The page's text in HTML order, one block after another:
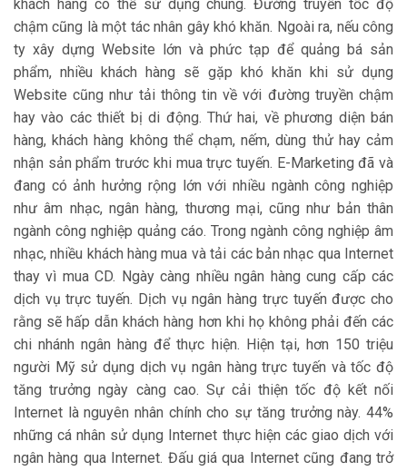
khách hàng có thể sử dụng chúng. Đường truyền tốc độ
chậm cũng là một tác nhân gây khó khăn. Ngoài ra, nếu công
ty xây dựng Website lớn và phức tạp để quảng bá sản
phẩm, nhiều khách hàng sẽ gặp khó khăn khi sử dụng
Website cũng như tải thông tin về với đường truyền chậm
hay vào các thiết bị di động. Thứ hai, về phương diện bán
hàng, khách hàng không thể chạm, nếm, dùng thử hay cảm
nhận sản phẩm trước khi mua trực tuyến. E-Marketing đã và
đang có ảnh hưởng rộng lớn với nhiều ngành công nghiệp
như âm nhạc, ngân hàng, thương mại, cũng như bản thân
ngành công nghiệp quảng cáo. Trong ngành công nghiệp âm
nhạc, nhiều khách hàng mua và tải các bản nhạc qua Internet
thay vì mua CD. Ngày càng nhiều ngân hàng cung cấp các
dịch vụ trực tuyến. Dịch vụ ngân hàng trực tuyến được cho
rằng sẽ hấp dẫn khách hàng hơn khi họ không phải đến các
chi nhánh ngân hàng để thực hiện. Hiện tại, hơn 150 triệu
người Mỹ sử dụng dịch vụ ngân hàng trực tuyến và tốc độ
tăng trưởng ngày càng cao. Sự cải thiện tốc độ kết nối
Internet là nguyên nhân chính cho sự tăng trưởng này. 44%
những cá nhân sử dụng Internet thực hiện các giao dịch với
ngân hàng qua Internet. Đấu giá qua Internet cũng đang trở